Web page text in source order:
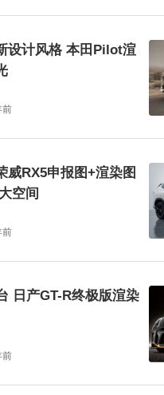
设计风格 本田Pilot渲
前
威RX5申报图+渲染图
空间
前
日产GT-R终极版渲染
前